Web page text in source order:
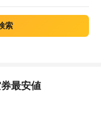
最安値